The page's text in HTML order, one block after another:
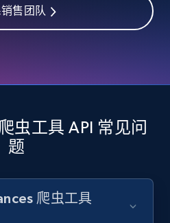
注册使用
Initial price, Final
售团队
虫工具 API 常见问
题
爬虫工具